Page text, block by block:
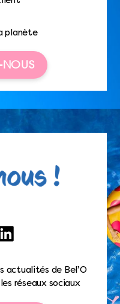
planète
NOUS
LinkedIn
actualités de Bel’O
réseaux sociaux